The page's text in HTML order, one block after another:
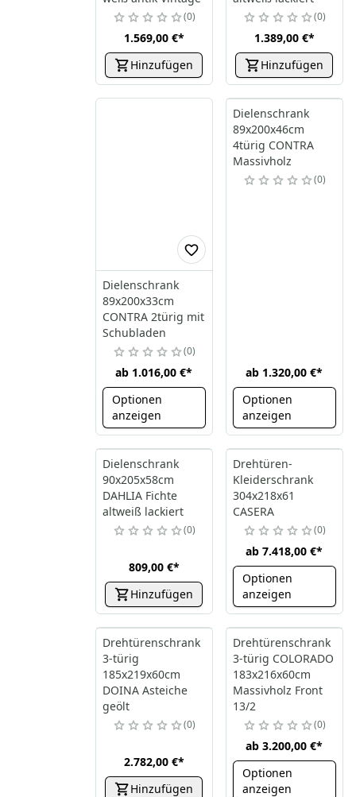
0
1.569,00 €*
Hinzufügen
0
1.389,00 €*
Hinzufügen
Dielenschrank
89x200x33cm
CONTRA 2türig mit
Schubladen
0
ab 1.016,00 €*
Optionen
anzeigen
Dielenschrank
89x200x46cm
4türig CONTRA
Massivholz
0
ab 1.320,00 €*
Optionen
anzeigen
Dielenschrank
90x205x58cm
DAHLIA Fichte
altweiß lackiert
0
809,00 €*
Hinzufügen
Drehtüren-
Kleiderschrank
304x218x61
CASERA
0
ab 7.418,00 €*
Optionen
anzeigen
Drehtürenschrank
3-türig
185x219x60cm
DOINA Asteiche
geölt
0
2.782,00 €*
Hinzufügen
Drehtürenschrank
3-türig COLORADO
183x216x60cm
Massivholz Front
13/2
0
ab 3.200,00 €*
Optionen
anzeigen